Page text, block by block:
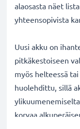
alaosasta näet
yhteensopivista
Uusi akku on
pitkäkestoiseen
myös helteessä
huolehdittu, sillä
korvaa